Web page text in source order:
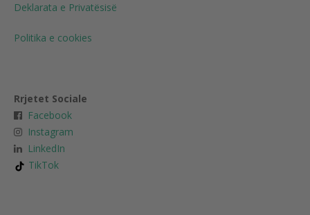
Deklarata e Privatësisë
Politika e cookies
Rrjetet Sociale
Facebook
Instagram
LinkedIn
TikTok